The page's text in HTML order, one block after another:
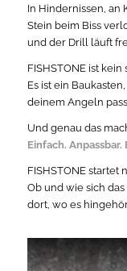
In Hindernissen, an
Stein beim Biss
und der Drill läuft
FISHSTONE ist kein
Es ist ein
deinem Angeln
Und genau das
Einfach. Anpassbar.
FISHSTONE startet
Ob und wie sich
dort, wo es